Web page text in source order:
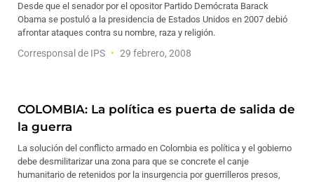
Desde que el senador por el opositor Partido Demócrata Barack
Obama se postuló a la presidencia de Estados Unidos en 2007 debió
afrontar ataques contra su nombre, raza y religión.
Corresponsal de IPS 29 febrero, 2008
COLOMBIA: La política es puerta de salida de
la guerra
La solución del conflicto armado en Colombia es política y el gobierno
debe desmilitarizar una zona para que se concrete el canje
humanitario de retenidos por la insurgencia por guerrilleros presos,